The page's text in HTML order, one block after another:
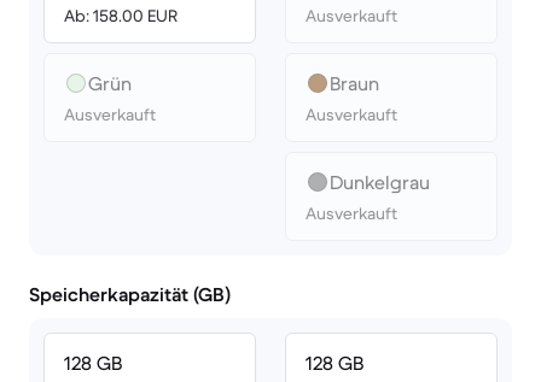
Ab: 158.00 EUR
Grün
Ausverkauft
Ausverkauft
Braun
Ausverkauft
Dunkelgrau
Ausverkauft
Speicherkapazität (GB)
128 GB 128 GB